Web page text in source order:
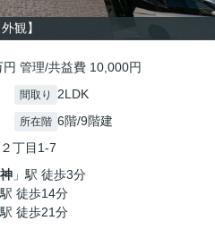
外観】
管理/共益費 10,000円
間取り 2LDK
所在階 6階/9階建
２丁目1-7
」駅 徒歩3分
駅 徒歩14分
駅 徒歩21分